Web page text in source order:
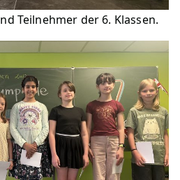
Teilnehmer der 6. Klassen.